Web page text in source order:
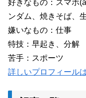
好きなもの：スマホ
ンダム、焼きそば、
嫌いなもの：仕事
特技：早起き、分解
苦手：スポーツ
詳しいプロフィール